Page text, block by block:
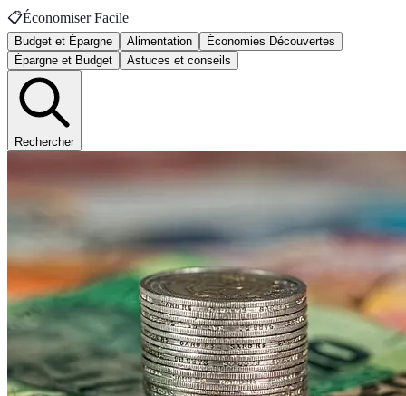
📋Économiser Facile
Budget et Épargne Alimentation
Économies Découvertes
Épargne et Budget
Astuces et conseils
Rechercher